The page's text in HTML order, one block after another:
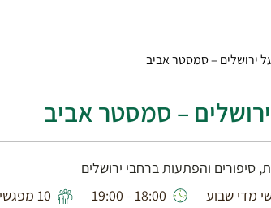
ירושלים – סמסטר אביב
– סמסטר אביב
סיפורים והפתעות ברחבי ירושלים
מדי שבוע
18:00 - 19:00
10 מפגשים